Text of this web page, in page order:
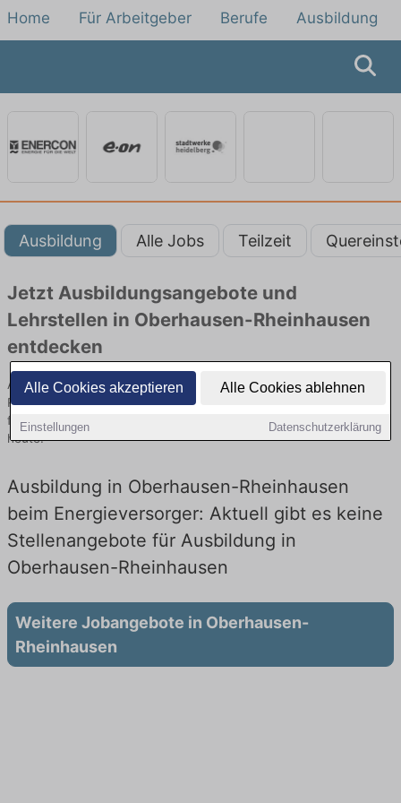
Alle Cookies akzeptieren Alle Cookies ablehnen
Einstellungen Datenschutzerklärung
Home Für Arbeitgeber Berufe Ausbildung
Ausbildung Alle Jobs Teilzeit
Jetzt Ausbildungsangebote und
Lehrstellen in Oberhausen-Rheinhausen
entdecken
Ausbildungsangebote beim Energieversorger in Oberhausen-
Rheinhausen finden Sie von namhaften Firmen. Entdecken Sie
freie Optionen von Top-Arbeitgebern und bewerben Sie sich noch
heute.
Ausbildung in Oberhausen-Rheinhausen
beim Energieversorger: Aktuell gibt es keine
Stellenangebote für Ausbildung in
Oberhausen-Rheinhausen
Weitere Jobangebote in Oberhausen-
Rheinhausen